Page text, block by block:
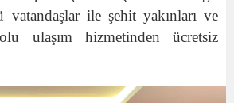
ile şehit yakınları ve
ulaşım hizmetinden ücretsiz